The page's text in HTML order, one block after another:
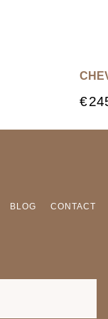
€
BLOG CONTACT